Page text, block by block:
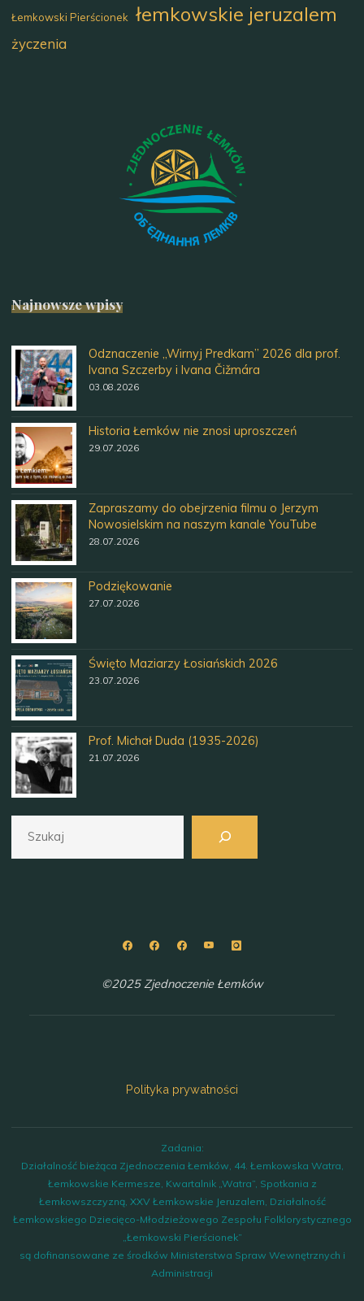
Łemkowski Pierścionek łemkowskie jeruzalem
życzenia
Najnowsze wpisy
Odznaczenie „Wirnyj Predkam” 2026 dla prof.
Ivana Szczerby i Ivana Čižmára
03.08.2026
Historia Łemków nie znosi uproszczeń
29.07.2026
Zapraszamy do obejrzenia filmu o Jerzym
Nowosielskim na naszym kanale YouTube
28.07.2026
Podziękowanie
27.07.2026
Święto Maziarzy Łosiańskich 2026
23.07.2026
Prof. Michał Duda (1935-2026)
21.07.2026
©2025 Zjednoczenie Łemków
Polityka prywatności
Zadania:
Działalność bieżąca Zjednoczenia Łemków, 44. Łemkowska Watra,
Łemkowskie Kermesze, Kwartalnik „Watra”, Spotkania z
Łemkowszczyzną, XXV Łemkowskie Jeruzalem, Działalność
Łemkowskiego Dziecięco-Młodzieżowego Zespołu Folklorystycznego
„Łemkowski Pierścionek”
są dofinansowane ze środków Ministerstwa Spraw Wewnętrznych i
Administracji